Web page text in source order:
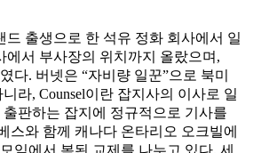
드 출생으로 한 석유 정화 회사에서 일
에서 부사장의 위치까지 올랐으며,
다. 버넷은 “자비량 일꾼”으로 북미
라, Counsel이란 잡지사의 이사로 일
판하는 잡지에 정규적으로 기사를
스와 함께 캐나다 온타리오 오크빌에
임에서 복된 교제를 나누고 있다. 세